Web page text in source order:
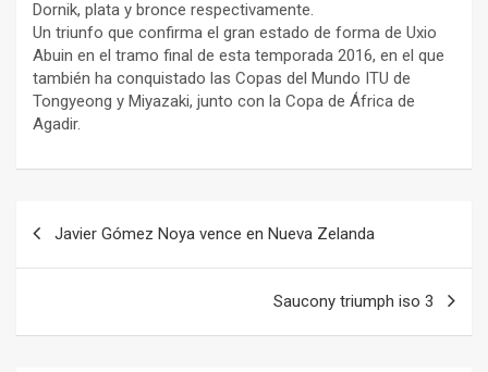
Dornik, plata y bronce respectivamente.
Un triunfo que confirma el gran estado de forma de Uxio
Abuin en el tramo final de esta temporada 2016, en el que
también ha conquistado las Copas del Mundo ITU de
Tongyeong y Miyazaki, junto con la Copa de África de
Agadir.
Javier Gómez Noya vence en Nueva Zelanda
Saucony triumph iso 3